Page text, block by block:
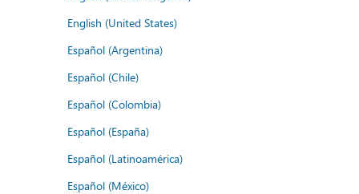
English (United States)
Español (Argentina)
Español (Chile)
Español (Colombia)
Español (España)
Español (Latinoamérica)
Español (México)